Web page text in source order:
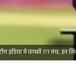
इंडिया में वापसी का मंच, इन